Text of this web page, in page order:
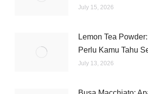
July 15, 2026
Lemon Tea
Perlu Kamu Tahu
July 13, 2026